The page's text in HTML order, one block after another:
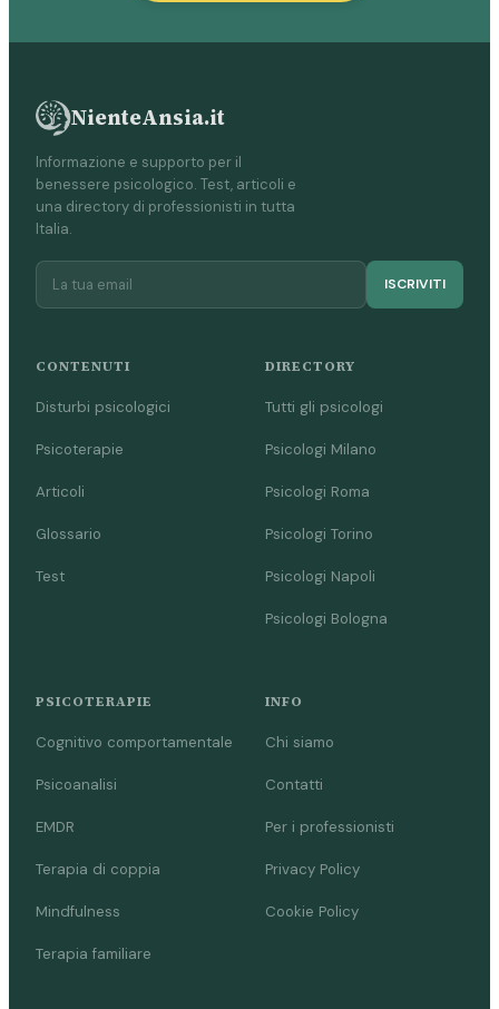
NienteAnsia.it
Informazione e supporto per il
benessere psicologico. Test, articoli e
una directory di professionisti in tutta
Italia.
ISCRIVITI
CONTENUTI
Disturbi psicologici
Psicoterapie
Articoli
Glossario
Test
DIRECTORY
Tutti gli psicologi
Psicologi Milano
Psicologi Roma
Psicologi Torino
Psicologi Napoli
Psicologi Bologna
PSICOTERAPIE
Cognitivo comportamentale
Psicoanalisi
EMDR
Terapia di coppia
Mindfulness
Terapia familiare
INFO
Chi siamo
Contatti
Per i professionisti
Privacy Policy
Cookie Policy